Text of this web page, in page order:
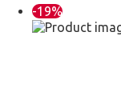
-19%